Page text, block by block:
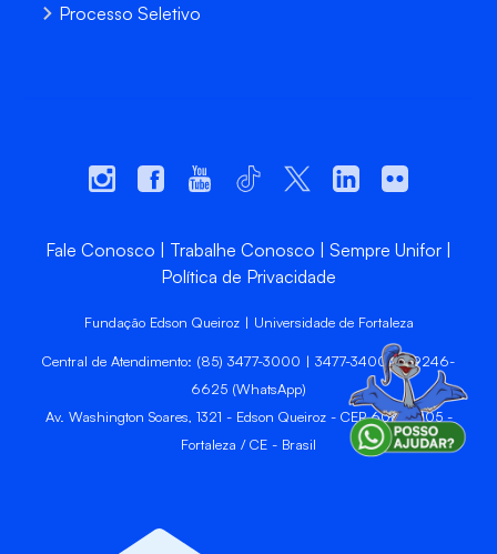
Processo Seletivo
Fale Conosco Trabalhe Conosco
Sempre Unifor
Política de Privacidade
Fundação Edson Queiroz | Universidade de Fortaleza
Central de Atendimento: (85) 3477-3000 | 3477-3400 | 99246-
6625 (WhatsApp)
Av. Washington Soares, 1321 - Edson Queiroz - CEP 60811-905 -
Fortaleza / CE - Brasil